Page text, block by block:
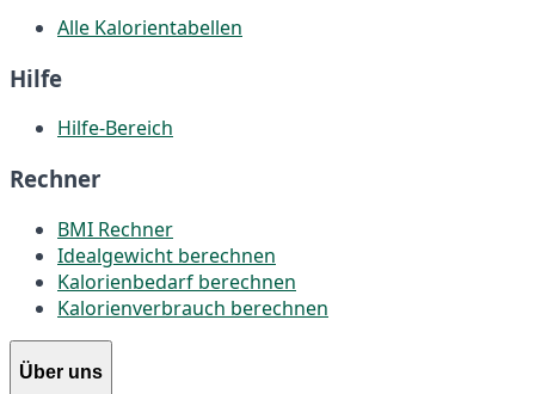
Alle Kalorientabellen
Hilfe
Hilfe-Bereich
Rechner
BMI Rechner
Idealgewicht berechnen
Kalorienbedarf berechnen
Kalorienverbrauch berechnen
Über uns